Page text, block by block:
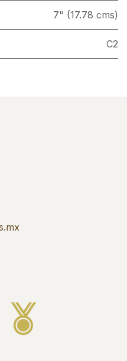
7" (17.78 cms)
C2